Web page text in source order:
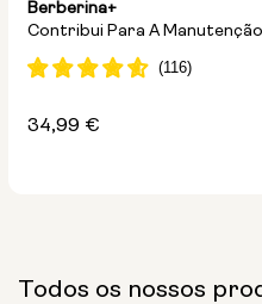
Berberina+
Contribui Para A
Sangue E Ajuda Na Gestão
Envelhecimento
Preço
34,99 €
Todos os nossos